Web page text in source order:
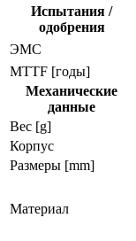
Испытания /
одобрения
ЭMC
MTTF [годы]
Механические
данные
Вес [g]
Корпус
Размеры [mm]
Материал